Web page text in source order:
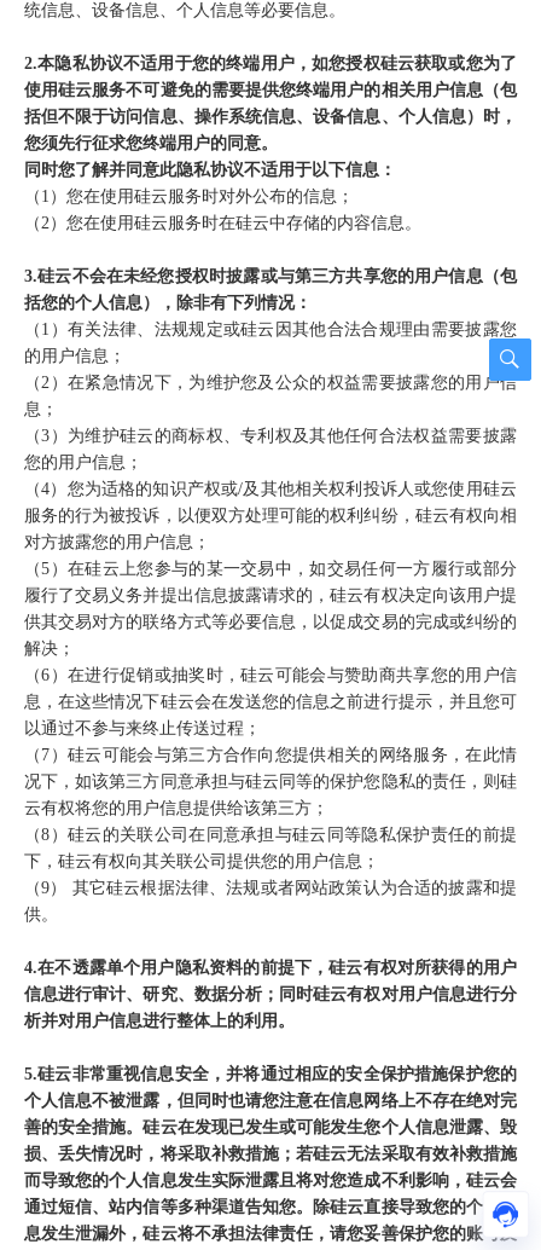
统信息、设备信息、个人信息等必要信息。
2.本隐私协议不适用于您的终端用户，如您授权硅云获取或您为了
使用硅云服务不可避免的需要提供您终端用户的相关用户信息（包
括但不限于访问信息、操作系统信息、设备信息、个人信息）时，
您须先行征求您终端用户的同意。
同时您了解并同意此隐私协议不适用于以下信息：
（1）您在使用硅云服务时对外公布的信息；
（2）您在使用硅云服务时在硅云中存储的内容信息。
3.硅云不会在未经您授权时披露或与第三方共享您的用户信息（包
括您的个人信息），除非有下列情况：
（1）有关法律、法规规定或硅云因其他合法合规理由需要披露您
的用户信息；
（2）在紧急情况下，为维护您及公众的权益需要披露您的用户信
息；
（3）为维护硅云的商标权、专利权及其他任何合法权益需要披露
您的用户信息；
（4）您为适格的知识产权或/及其他相关权利投诉人或您使用硅云
服务的行为被投诉，以便双方处理可能的权利纠纷，硅云有权向相
对方披露您的用户信息；
（5）在硅云上您参与的某一交易中，如交易任何一方履行或部分
履行了交易义务并提出信息披露请求的，硅云有权决定向该用户提
供其交易对方的联络方式等必要信息，以促成交易的完成或纠纷的
解决；
（6）在进行促销或抽奖时，硅云可能会与赞助商共享您的用户信
息，在这些情况下硅云会在发送您的信息之前进行提示，并且您可
以通过不参与来终止传送过程；
（7）硅云可能会与第三方合作向您提供相关的网络服务，在此情
况下，如该第三方同意承担与硅云同等的保护您隐私的责任，则硅
云有权将您的用户信息提供给该第三方；
（8）硅云的关联公司在同意承担与硅云同等隐私保护责任的前提
下，硅云有权向其关联公司提供您的用户信息；
（9） 其它硅云根据法律、法规或者网站政策认为合适的披露和提
供。
4.在不透露单个用户隐私资料的前提下，硅云有权对所获得的用户
信息进行审计、研究、数据分析；同时硅云有权对用户信息进行分
析并对用户信息进行整体上的利用。
5.硅云非常重视信息安全，并将通过相应的安全保护措施保护您的
个人信息不被泄露，但同时也请您注意在信息网络上不存在绝对完
善的安全措施。硅云在发现已发生或可能发生您个人信息泄露、毁
损、丢失情况时，将采取补救措施；若硅云无法采取有效补救措施
而导致您的个人信息发生实际泄露且将对您造成不利影响，硅云会
通过短信、站内信等多种渠道告知您。除硅云直接导致您的个人信
息发生泄漏外，硅云将不承担法律责任，请您妥善保护您的账号及